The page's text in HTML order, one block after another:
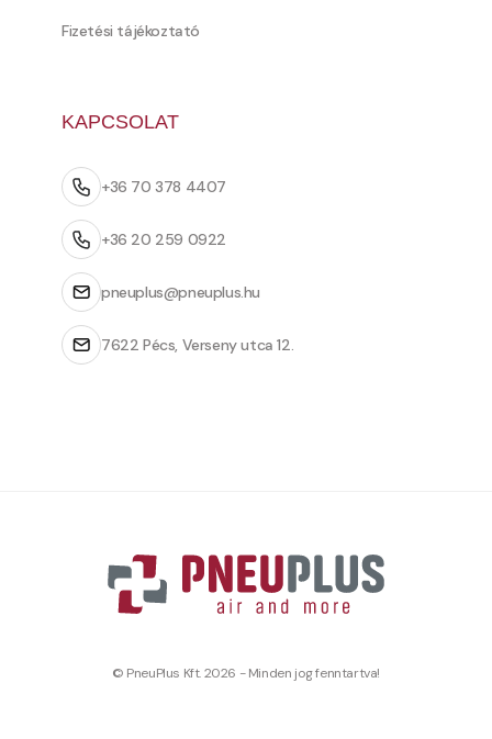
Fizetési tájékoztató
KAPCSOLAT
+36 70 378 4407
+36 20 259 0922
pneuplus@pneuplus.hu
7622 Pécs, Verseny utca 12.
© PneuPlus Kft. 2026 - Minden jog fenntartva!